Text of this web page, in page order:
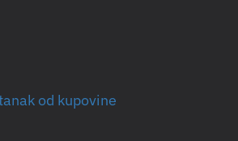
od kupovine